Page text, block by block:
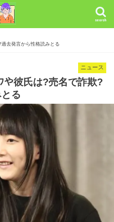
search
去発言から性格読みとる
ニュース
彼氏は?売名で詐欺?
る